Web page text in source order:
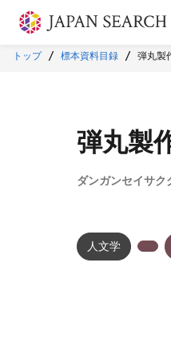
本文に飛ぶ
トップ 標本資料目録 弾丸製
弾丸製
ダンガンセイサク
人文学